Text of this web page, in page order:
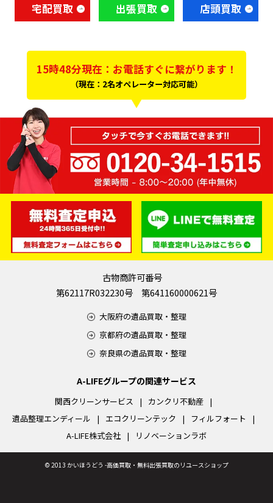
宅配買取 出張買取 店頭買取
15時48分現在：お電話すぐに繋がります！
（現在：2名オペレーター対応可能）
古物商許可番号
第62117R032230号 第641160000621号
大阪府の遺品買取・整理
京都府の遺品買取・整理
奈良県の遺品買取・整理
A-LIFEグループの関連サービス
関西クリーンサービス
カンクリ不動産
遺品整理エンディール
エコクリーンテック
フィルフォート
A-LIFE株式会社
リノベーションラボ
© 2013 かいほうどう -高価買取・無料出張買取のリユースショップ